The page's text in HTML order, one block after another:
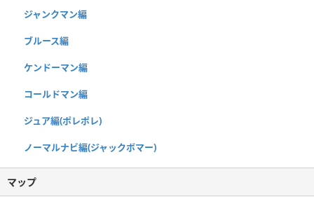
ジャンクマン編
ブルース編
ケンドーマン編
コールドマン編
ジュア編(ポレポレ)
ノーマルナビ編(ジャックボマー)
マップ